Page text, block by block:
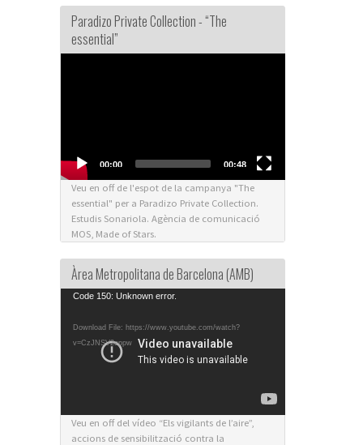
Paradizo Private Collection - “The
essential”
00:00 00:48
Veu en off de l'espot de la campanya "The
essential" per a Paradizo Private Collection.
Estudis Sonariola. Agència de comunicació
MOS, Made of Stars.
Àrea Metropolitana de Barcelona (AMB)
Video
Code 150: Unknown error.
Download File: https://www.youtube.com/watch?
v=CzJNSV2eppw
Veu en off del vídeo “Els vigilants de l’aire”,
accions de sensibilització contra la